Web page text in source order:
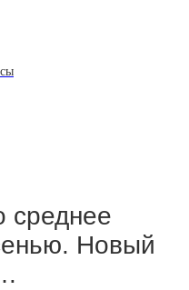
среднее
Новый